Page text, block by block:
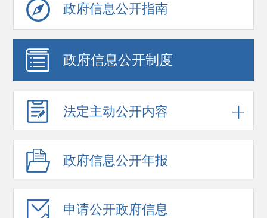
政府信息公开指南
政府信息公开制度
法定主动公开内容
政府信息公开年报
申请公开政府信息